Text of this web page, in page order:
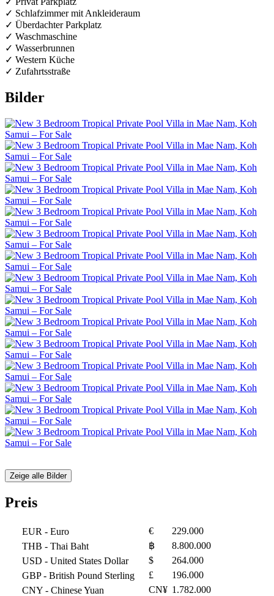
✓ Schlafzimmer mit Ankleideraum
✓ Überdachter Parkplatz
✓ Waschmaschine
✓ Wasserbrunnen
✓ Western Küche
✓ Zufahrtsstraße
Bilder
Zeige alle Bilder
Preis
EUR - Euro €
229.000
THB - Thai Baht ฿
8.800.000
USD - United States Dollar $
264.000
GBP- British Pound Sterling £
196.000
CNY - Chinese Yuan CN¥ 1.782.000